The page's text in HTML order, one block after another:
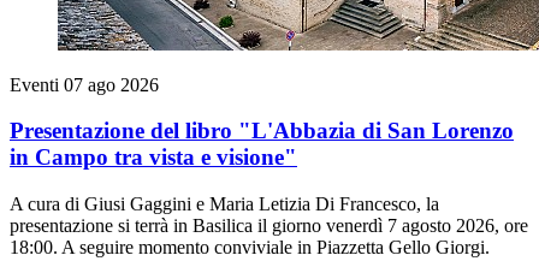
Eventi 07 ago 2026
Presentazione del libro "L'Abbazia di San Lorenzo
in Campo tra vista e visione"
A cura di Giusi Gaggini e Maria Letizia Di Francesco, la
presentazione si terrà in Basilica il giorno venerdì 7 agosto 2026, ore
18:00. A seguire momento conviviale in Piazzetta Gello Giorgi.